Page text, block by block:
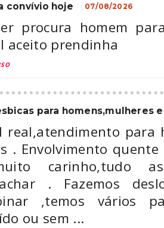
convívio hoje 07/08/2026
procura homem
aceito prendinha
para homens,mulheres e
real,atendimento para
. Envolvimento
carinho,tudo
. Fazemos
,temos vários
ou sem ...